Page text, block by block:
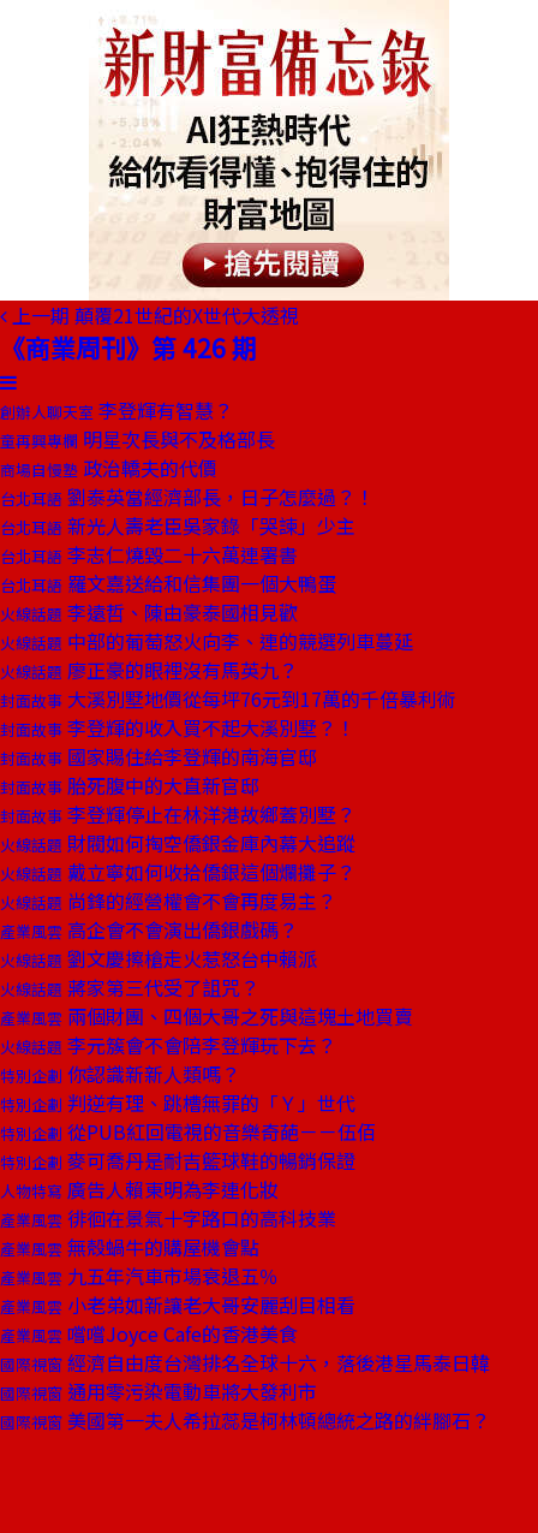
上一期 顛覆21世紀的X世代大透視
《商業周刊》第 426 期
創辦人聊天室 李登輝有智慧？
童再興專欄 明星次長與不及格部長
商場自慢塾 政治轎夫的代價
台北耳語 劉泰英當經濟部長，日子怎麼過？！
台北耳語 新光人壽老臣吳家錄「哭諫」少主
台北耳語 李志仁燒毀二十六萬連署書
台北耳語 羅文嘉送給和信集團一個大鴨蛋
火線話題 李遠哲、陳由豪泰國相見歡
火線話題 中部的葡萄怒火向李、連的競選列車蔓延
火線話題 廖正豪的眼裡沒有馬英九？
封面故事 大溪別墅地價從每坪76元到17萬的千倍暴利術
封面故事 李登輝的收入買不起大溪別墅？！
封面故事 國家賜住給李登輝的南海官邸
封面故事 胎死腹中的大直新官邸
封面故事 李登輝停止在林洋港故鄉蓋別墅？
火線話題 財閥如何掏空僑銀金庫內幕大追蹤
火線話題 戴立寧如何收拾僑銀這個爛攤子？
火線話題 尚鋒的經營權會不會再度易主？
產業風雲 高企會不會演出僑銀戲碼？
火線話題 劉文慶擦槍走火惹怒台中賴派
火線話題 蔣家第三代受了詛咒？
產業風雲 兩個財團、四個大哥之死與這塊土地買賣
火線話題 李元簇會不會陪李登輝玩下去？
特別企劃 你認識新新人類嗎？
特別企劃 判逆有理、跳槽無罪的「Ｙ」世代
特別企劃 從PUB紅回電視的音樂奇葩－－伍佰
特別企劃 麥可喬丹是耐吉籃球鞋的暢銷保證
人物特寫 廣告人賴東明為李連化妝
產業風雲 徘徊在景氣十字路口的高科技業
產業風雲 無殼蝸牛的購屋機會點
產業風雲 九五年汽車市場衰退五％
產業風雲 小老弟如新讓老大哥安麗刮目相看
產業風雲 嚐嚐Joyce Cafe的香港美食
國際視窗 經濟自由度台灣排名全球十六，落後港星馬泰日韓
國際視窗 通用零污染電動車將大發利市
國際視窗 美國第一夫人希拉蕊是柯林頓總統之路的絆腳石？